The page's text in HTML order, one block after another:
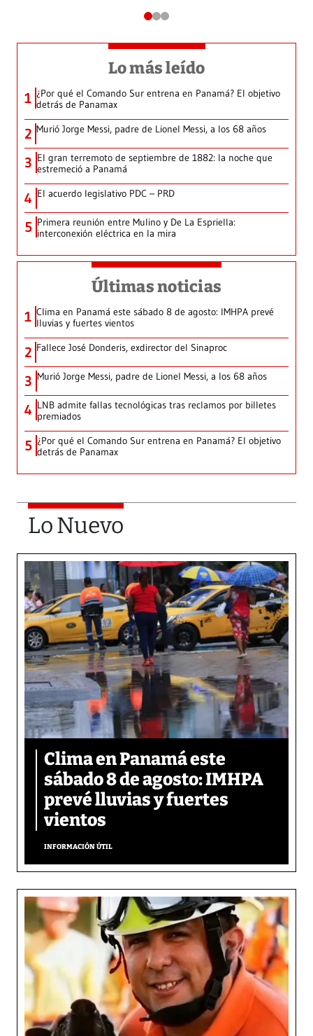
Lo más leído
1 ¿Por qué el Comando Sur entrena en Panamá? El objetivo
detrás de Panamax
2 Murió Jorge Messi, padre de Lionel Messi, a los 68 años
3 El gran terremoto de septiembre de 1882: la noche que
estremeció a Panamá
4 El acuerdo legislativo PDC – PRD
5 Primera reunión entre Mulino y De La Espriella:
interconexión eléctrica en la mira
Últimas noticias
1 Clima en Panamá este sábado 8 de agosto: IMHPA prevé
lluvias y fuertes vientos
2 Fallece José Donderis, exdirector del Sinaproc
3 Murió Jorge Messi, padre de Lionel Messi, a los 68 años
4 LNB admite fallas tecnológicas tras reclamos por billetes
premiados
5 ¿Por qué el Comando Sur entrena en Panamá? El objetivo
detrás de Panamax
Lo Nuevo
Clima en Panamá este
sábado 8 de agosto: IMHPA
prevé lluvias y fuertes
vientos
INFORMACIÓN ÚTIL